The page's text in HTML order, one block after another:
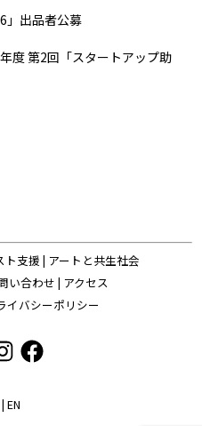
」出品者公募
度 第2回「スタートアップ助
ト支援 | アートと共生社会
い合わせ | アクセス
イバシーポリシー
| EN